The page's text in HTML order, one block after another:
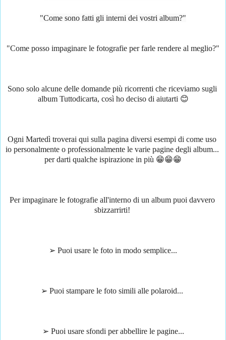
"Come sono fatti gli interni dei vostri album?"
"Come posso impaginare le fotografie per farle rendere al meglio?"
Sono solo alcune delle domande più ricorrenti che riceviamo sugli
album Tuttodicarta, così ho deciso di aiutarti 😊
Ogni Martedì troverai qui sulla pagina diversi esempi di come uso
io personalmente o professionalmente le varie pagine degli album...
per darti qualche ispirazione in più 😁😁😁
Per impaginare le fotografie all'interno di un album puoi davvero
sbizzarrirti!
➢ Puoi usare le foto in modo semplice...
➢ Puoi stampare le foto simili alle polaroid...
➢ Puoi usare sfondi per abbellire le pagine...